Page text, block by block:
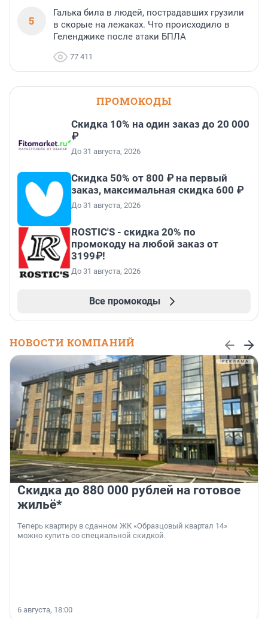
5
Галька била в людей, пострадавших грузили
в скорые на лежаках. Что происходило в
Геленджике после атаки БПЛА
77 411
ПРОМОКОДЫ
Скидка 10% на один заказ до 20 000
₽
До 31 августа, 2026
Скидка 50% от 800 ₽ на первый
заказ, максимальная скидка 600 ₽
До 31 августа, 2026
ROSTIC'S - скидка 20% по
промокоду на любой заказ от
3199₽!
До 31 августа, 2026
Все промокоды
НОВОСТИ КОМПАНИЙ
Скидка до 880 000 рублей на готовое
жильё*
Теперь квартиру в сданном ЖК «Образцовый квартал 14»
можно купить со специальной скидкой.
6 августа, 18:00